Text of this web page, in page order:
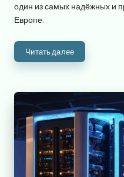
один из самых надёжных и
Европе.
Читать далее